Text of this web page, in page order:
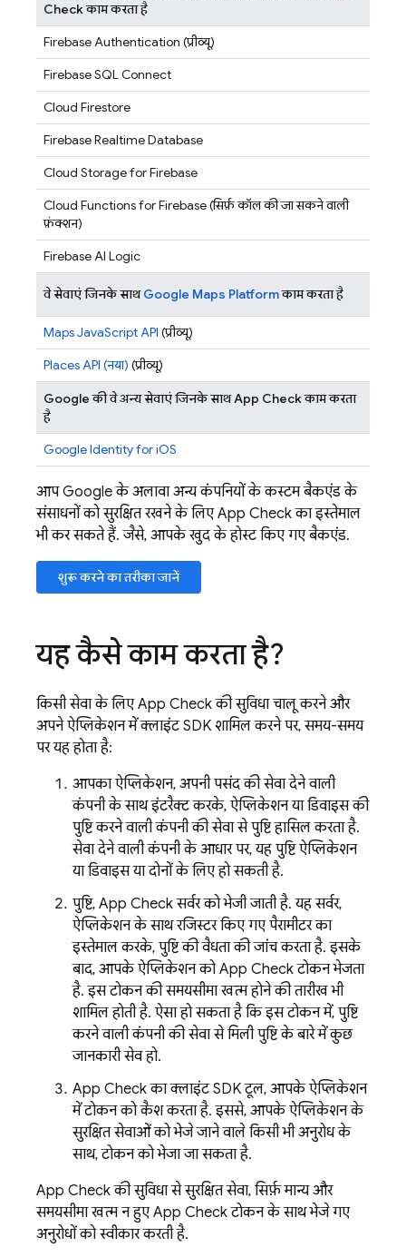
Check काम करता है
Firebase Authentication (प्रीव्यू)
Firebase SQL Connect
Cloud Firestore
Firebase Realtime Database
Cloud Storage for Firebase
Cloud Functions for Firebase(सिर्फ़ कॉल की जा सकने वाली
फ़ंक्शन)
Firebase AI Logic
वे सेवाएं जिनके साथGoogle Maps Platformकाम करता है
Maps JavaScript API (प्रीव्यू)
Places API (नया) (प्रीव्यू)
Google की वे अन्य सेवाएं जिनके साथ App Check काम करता
है
Google Identity for iOS
आप Google के अलावा अन्य कंपनियों के कस्टम बैकएंड के
संसाधनों को सुरक्षित रखने के लिएApp Checkका इस्तेमाल
भी कर सकते हैं. जैसे, आपके खुद के होस्ट किए गए बैकएंड.
शुरू करने का तरीका जानें
यह कैसे काम करता है?
किसी सेवा के लिएApp Checkकी सुविधा चालू करने और
अपने ऐप्लिकेशन में क्लाइंट SDK शामिल करने पर, समय-समय
पर यह होता है:
आपका ऐप्लिकेशन, अपनी पसंद की सेवा देने वाली
कंपनी के साथ इंटरैक्ट करके, ऐप्लिकेशन या डिवाइस की
पुष्टि करने वाली कंपनी की सेवा से पुष्टि हासिल करता है.
सेवा देने वाली कंपनी के आधार पर, यह पुष्टि ऐप्लिकेशन
या डिवाइस या दोनों के लिए हो सकती है.
पुष्टि, App Checkसर्वर को भेजी जाती है. यह सर्वर,
ऐप्लिकेशन के साथ रजिस्टर किए गए पैरामीटर का
इस्तेमाल करके, पुष्टि की वैधता की जांच करता है. इसके
बाद, आपके ऐप्लिकेशन कोApp Checkटोकन भेजता
है. इस टोकन की समयसीमा खत्म होने की तारीख भी
शामिल होती है. ऐसा हो सकता है कि इस टोकन में, पुष्टि
करने वाली कंपनी की सेवा से मिली पुष्टि के बारे में कुछ
जानकारी सेव हो.
App Checkका क्लाइंट SDK टूल, आपके ऐप्लिकेशन
में टोकन को कैश करता है. इससे, आपके ऐप्लिकेशन के
सुरक्षित सेवाओं को भेजे जाने वाले किसी भी अनुरोध के
साथ, टोकन को भेजा जा सकता है.
App Checkकी सुविधा से सुरक्षित सेवा, सिर्फ़ मान्य और
समयसीमा खत्म न हुएApp Checkटोकन के साथ भेजे गए
अनुरोधों को स्वीकार करती है.